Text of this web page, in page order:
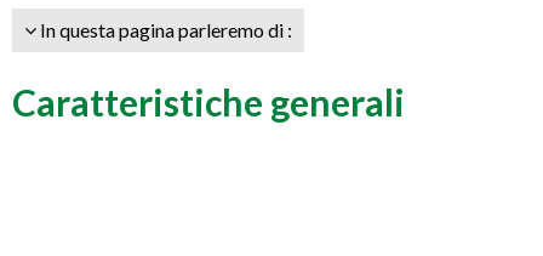
In questa pagina parleremo di :
Caratteristiche generali